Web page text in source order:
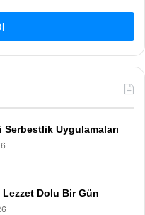
Serbestlik Uygulamaları
Lezzet Dolu Bir Gün